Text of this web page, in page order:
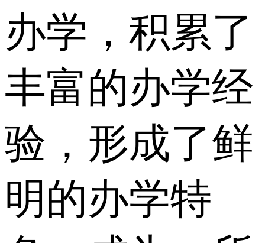
办学，积累了
丰富的办学经
验，形成了鲜
明的办学特